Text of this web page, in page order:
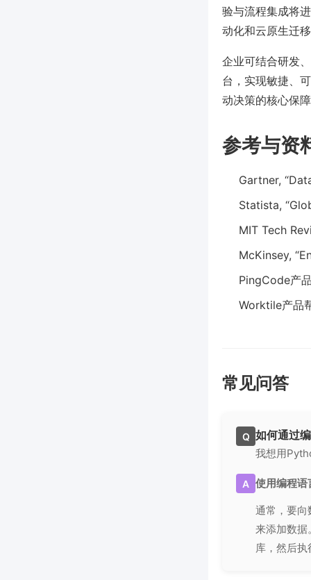
验与流程集成将
动化和云原生迁
企业可结合研发
台，实现敏捷、
动决策的核心保
参考与资
Gartner,
Statista,
MIT Tech
McKinsey,
PingCode产
Worktile产品
常见问答
Q 如何通过
我想用
A 使用编程语
通常，要向
来添加数
库，然后